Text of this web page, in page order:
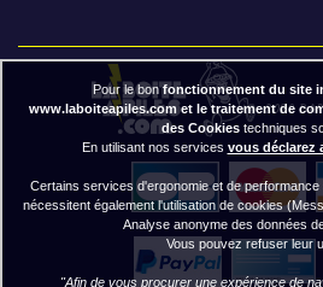
2020
Pour le bonfonctionnement du site
www.laboiteapiles.com et le traitement de
des Cookiestechniques
En utilisant nos services vous déclarez
Certains services d'ergonomie et de
nécessitent également l'utilisation de cookies
Analyse anonyme des données
Vous pouvez refuser leur
"Afin de vous procurer une expérience de